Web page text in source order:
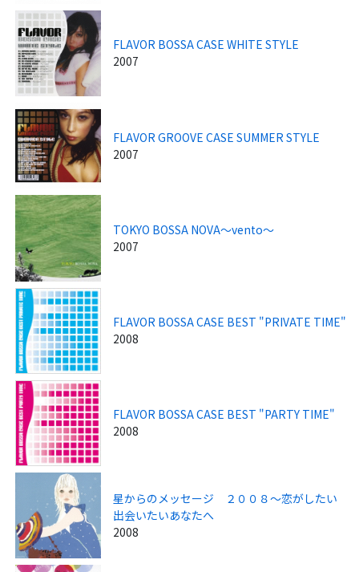
FLAVOR BOSSA CASE WHITE STYLE
2007
FLAVOR GROOVE CASE SUMMER STYLE
2007
TOKYO BOSSA NOVA～vento～
2007
FLAVOR BOSSA CASE BEST "PRIVATE TIME"
2008
FLAVOR BOSSA CASE BEST "PARTY TIME"
2008
星からのメッセージ ２００８～恋がしたい
出会いたいあなたへ
2008